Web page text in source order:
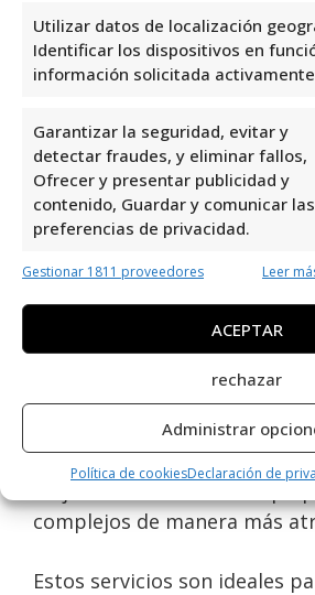
Utilizar datos de localización
Identificar los dispositivos en
información solicitada
Garantizar la seguridad, evitar y
detectar fraudes, y eliminar fallos,
Ofrecer y presentar publicidad y
contenido, Guardar y comunicar las
preferencias de privacidad.
Gestionar 1811 proveedores Leer
ACEPTAR
rechazar
Administrar
Política de cookiesDeclaración de
adición de títulos y
ser especialmente útil para
destinados a audiencias
Efectos especiales y
Losefectos especiales
transformar un video
visualmente impresionante.
especiales pueden incluir
filtros visuales hasta
generadas por computadora
animación, por otro lado,
elementos gráficos en
complejos de manera más
Estos servicios son ideales